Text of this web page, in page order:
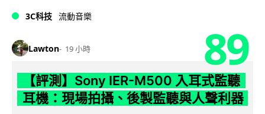
3C科技 流動音樂
Lawton 19 小時 89
【評測】Sony IER-M500 入耳式監聽
耳機：現場拍攝、後製監聽與人聲利器